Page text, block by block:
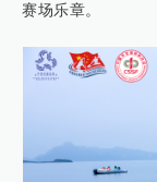
赛场乐章。